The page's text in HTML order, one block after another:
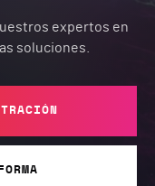
expertos en
soluciones.